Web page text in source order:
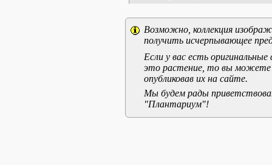
Возможно, коллекция
получить исчерпывающее
Если у вас есть
это растение, то вы можете
опубликовав их на сайте.
Мы будем рады
"Плантариум"!